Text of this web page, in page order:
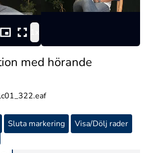
med hörande
Sluta markering
Visa/Dölj rader